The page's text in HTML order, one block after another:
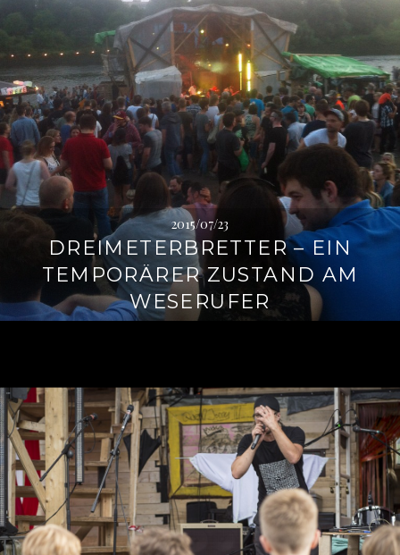
2015/07/23
DREIMETERBRETTER – EIN
TEMPORÄRER ZUSTAND AM
WESERUFER